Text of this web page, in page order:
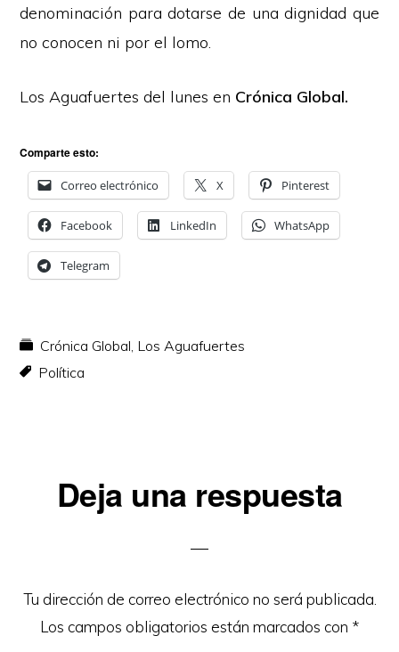
denominación para dotarse de una dignidad que
no conocen ni por el lomo.
Los Aguafuertes del lunes en Crónica Global.
Comparte esto:
Correo electrónico X Pinterest
Facebook LinkedIn WhatsApp
Telegram
Crónica Global, Los Aguafuertes
Política
Interacciones
lectores
Deja una respuesta
Tu dirección de correo electrónico no será publicada.
Los campos obligatorios están marcados con *